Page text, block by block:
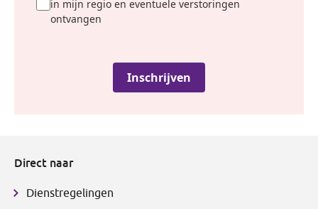
Direct naar
Dienstregelingen